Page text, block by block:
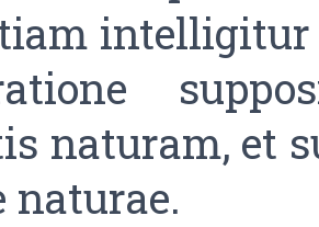
intelligitur
naturam, et
naturae.